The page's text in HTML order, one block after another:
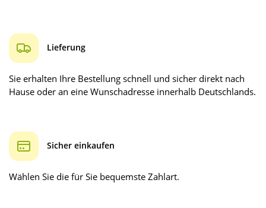
Lieferung
Sie erhalten Ihre Bestellung schnell und sicher direkt nach
Hause oder an eine Wunschadresse innerhalb Deutschlands.
Sicher einkaufen
Wählen Sie die für Sie bequemste Zahlart.